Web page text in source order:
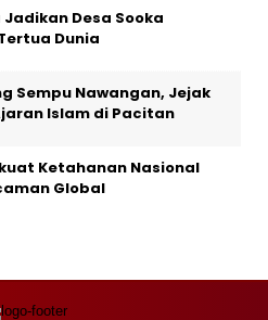
Desa Sooka
Dunia
Sempu Nawangan, Jejak
Islam di Pacitan
Ketahanan Nasional
Global